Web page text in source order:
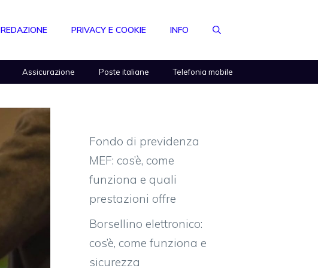
REDAZIONE PRIVACY E COOKIE INFO
Assicurazione Poste italiane Telefonia mobile
Fondo di previdenza
MEF: cos’è, come
funziona e quali
prestazioni offre
Borsellino elettronico:
cos’è, come funziona e
sicurezza